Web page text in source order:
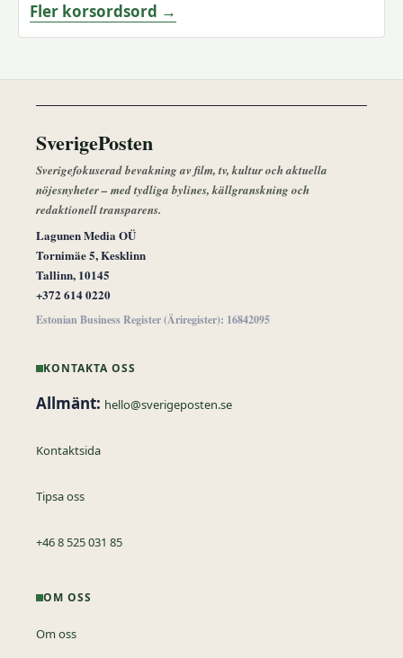
Fler korsordsord →
SverigePosten
Sverigefokuserad bevakning av film, tv, kultur och aktuella
nöjesnyheter – med tydliga bylines, källgranskning och
redaktionell transparens.
Lagunen Media OÜ
Tornimäe 5, Kesklinn
Tallinn, 10145
+372 614 0220
Estonian Business Register (Äriregister): 16842095
KONTAKTA OSS
Allmänt: hello@sverigeposten.se
Kontaktsida
Tipsa oss
+46 8 525 031 85
OM OSS
Om oss